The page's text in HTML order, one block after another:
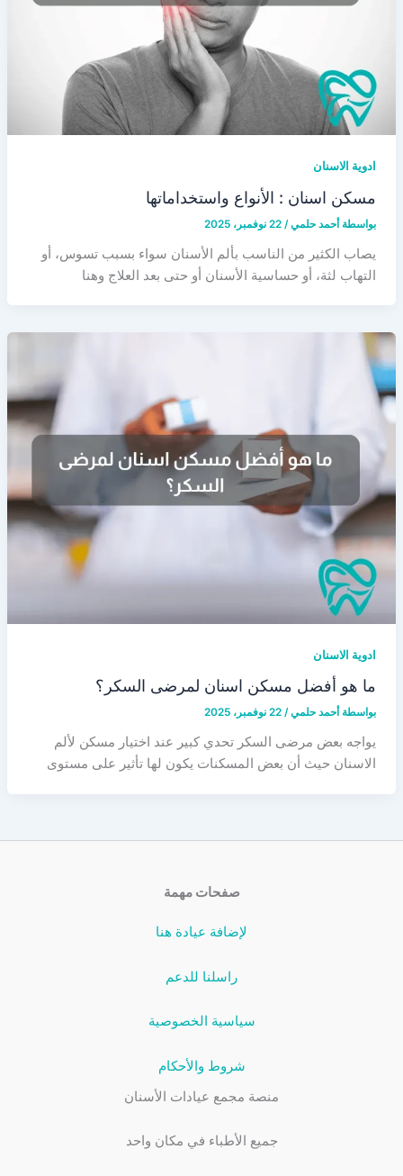
ادوية الاسنان
مسكن اسنان : الأنواع واستخداماتها
بواسطة أحمد حلمي/ 22 نوفمبر، 2025
يصاب الكثير من الناسب بألم الأسنان سواء بسبب تسوس، أو
التهاب لثة، أو حساسية الأسنان أو حتى بعد العلاج وهنا
ادوية الاسنان
ما هو أفضل مسكن اسنان لمرضى السكر؟
بواسطة أحمد حلمي/ 22 نوفمبر، 2025
يواجه بعض مرضى السكر تحدي كبير عند اختيار مسكن لألم
الاسنان حيث أن بعض المسكنات يكون لها تأثير على مستوى
صفحات مهمة
لإضافة عيادة هنا
راسلنا للدعم
سياسية الخصوصية
شروط والأحكام
منصة مجمع عيادات الأسنان
جميع الأطباء في مكان واحد